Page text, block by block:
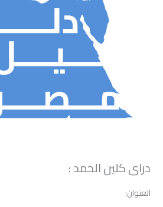
دراى كلين الحمد :
العنوان: